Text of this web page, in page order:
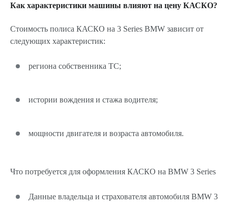
Как характеристики машины влияют на цену КАСКО?
Стоимость полиса КАСКО на 3 Series BMW зависит от
следующих характеристик:
региона собственника ТС;
истории вождения и стажа водителя;
мощности двигателя и возраста автомобиля.
Что потребуется для оформления КАСКО на BMW 3 Series
Данные владельца и страхователя автомобиля BMW 3